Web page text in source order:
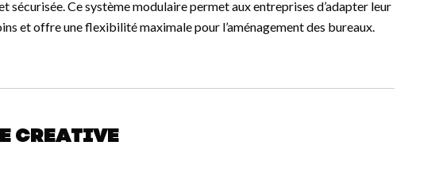
Ce système modulaire permet aux entreprises d’adapter leur
et offre une flexibilité maximale pour l’aménagement des bureaux.
Creative